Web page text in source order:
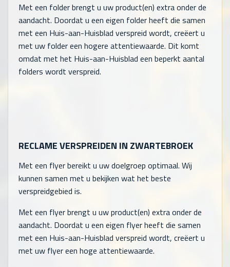
Met een folder brengt u uw product(en) extra onder de
aandacht. Doordat u een eigen folder heeft die samen
met een Huis-aan-Huisblad verspreid wordt, creëert u
met uw folder een hogere attentiewaarde. Dit komt
omdat met het Huis-aan-Huisblad een beperkt aantal
folders wordt verspreid.
RECLAME VERSPREIDEN IN ZWARTEBROEK
Met een flyer bereikt u uw doelgroep optimaal. Wij
kunnen samen met u bekijken wat het beste
verspreidgebied is.
Met een flyer brengt u uw product(en) extra onder de
aandacht. Doordat u een eigen flyer heeft die samen
met een Huis-aan-Huisblad verspreid wordt, creëert u
met uw flyer een hoge attentiewaarde.